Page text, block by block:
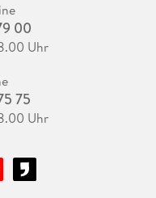
00
Uhr
75
Uhr